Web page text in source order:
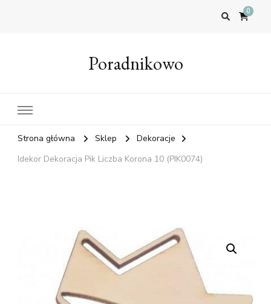
0
Poradnikowo
Strona główna Sklep
Dekoracje
Idekor Dekoracja Pik Liczba Korona 10 (PIK0074)